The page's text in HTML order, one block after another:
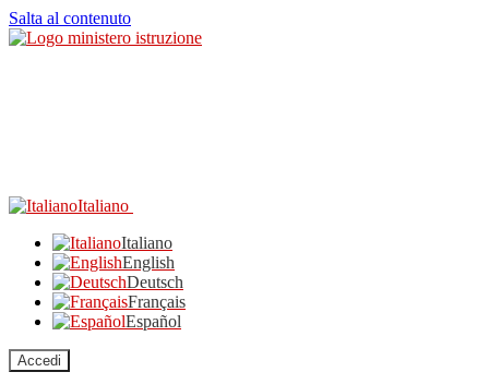
Salta al contenuto
Italiano
Italiano
English
Deutsch
Français
Español
Accedi